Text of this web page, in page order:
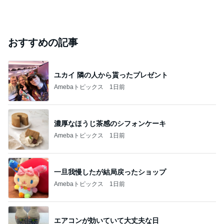
おすすめの記事
ユカイ 隣の人から貰ったプレゼント
Amebaトピックス 1日前
濃厚なほうじ茶感のシフォンケーキ
Amebaトピックス 1日前
一旦我慢したが結局戻ったショップ
Amebaトピックス 1日前
エアコンが効いていて大丈夫な日